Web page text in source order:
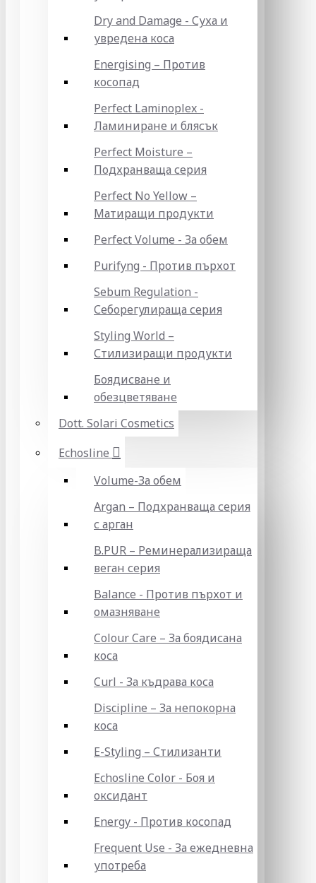
Dry and Damage - Суха и
увредена коса
Energising – Против
косопад
Perfect Laminoplex -
Ламиниране и блясък
Perfect Moisture –
Подхранваща серия
Perfect No Yellow –
Матиращи продукти
Perfect Volume - За обем
Purifyng - Против пърхот
Sebum Regulation -
Себорегулираща серия
Styling World –
Стилизиращи продукти
Боядисване и
обезцветяване
Dott. Solari Cosmetics
Echosline
Volume-За обем
Argan – Подхранваща серия
с арган
B.PUR – Реминерализираща
веган серия
Balance - Против пърхот и
омазняване
Colour Care – За боядисана
коса
Curl - За къдрава коса
Discipline – За непокорна
коса
E-Styling – Стилизанти
Echosline Color - Боя и
оксидант
Energy - Против косопад
Frequent Use - За ежедневна
употреба